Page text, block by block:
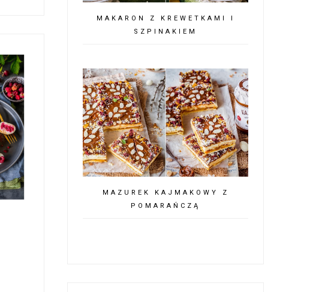
MAKARON Z KREWETKAMI I
SZPINAKIEM
MAZUREK KAJMAKOWY Z
POMARAŃCZĄ